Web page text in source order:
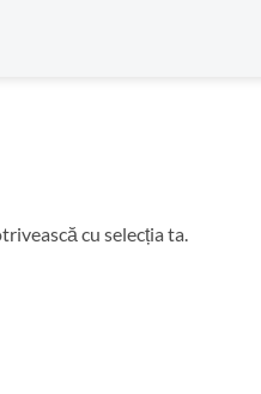
cu selecția ta.